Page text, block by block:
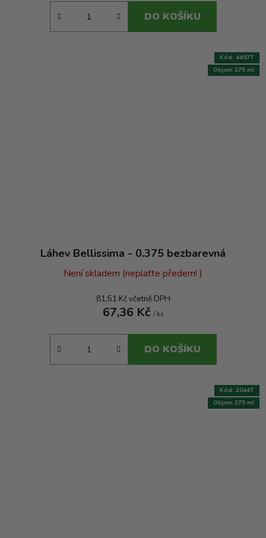
DO KOŠÍKU
Láhev Bellissima - 0.375 bezbarevná
Není skladem (neplaťte předem! )
81,51 Kč včetně DPH
67,36 Kč / ks
DO KOŠÍKU
Objem 375 ml
Kód: 4497T
Objem 375 ml
Kód: 2044T